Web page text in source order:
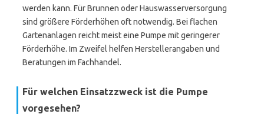
werden kann. Für Brunnen oder Hauswasserversorgung
sind größere Förderhöhen oft notwendig. Bei flachen
Gartenanlagen reicht meist eine Pumpe mit geringerer
Förderhöhe. Im Zweifel helfen Herstellerangaben und
Beratungen im Fachhandel.
Für welchen Einsatzzweck ist die Pumpe
vorgesehen?